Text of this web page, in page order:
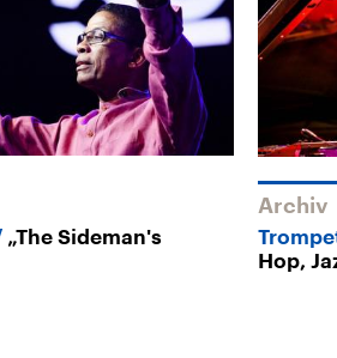
„The Sideman's
Archiv
Hop,